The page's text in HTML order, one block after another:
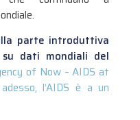
parte introduttiva
su dati mondiali del
of Now – AIDS at
l’AIDS è a un